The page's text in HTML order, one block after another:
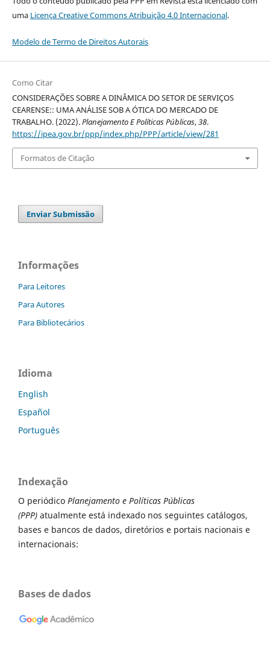
uma Licença Creative Commons Atribuição 4.0 Internacional.
Modelo de Termo de Direitos Autorais
Como Citar
CONSIDERAÇÕES SOBRE A DINÂMICA DO SETOR DE SERVIÇOS
CEARENSE:: UMA ANÁLISE SOB A ÓTICA DO MERCADO DE
TRABALHO. (2022).Planejamento E Políticas Públicas,38.
https://ipea.gov.br/ppp/index.php/PPP/article/view/281
Formatos de Citação
Enviar Submissão
Informações
Para Leitores
Para Autores
Para Bibliotecários
Idioma
English
Español
Português
Indexação
O periódico Planejamento e Políticas Públicas
(PPP) atualmente está indexado nos seguintes catálogos,
bases e bancos de dados, diretórios e portais nacionais e
internacionais:
Bases de dados